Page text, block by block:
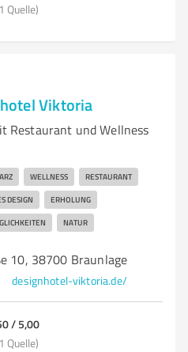
Quelle)
Viktoria
Restaurant und Wellness
WELLNESS RESTAURANT
DESIGN ERHOLUNG
NATUR
10, 38700 Braunlage
designhotel-viktoria.de/
/ 5,00
Quelle)